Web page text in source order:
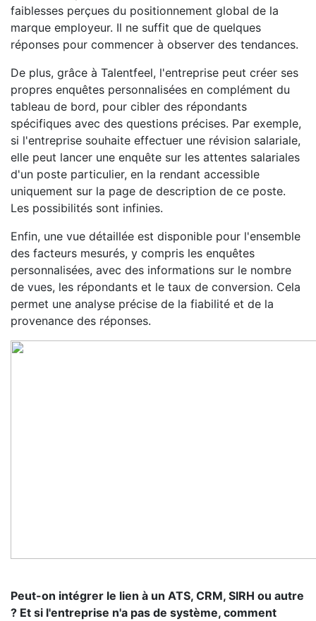
faiblesses perçues du positionnement global de la
marque employeur. Il ne suffit que de quelques
réponses pour commencer à observer des tendances.
De plus, grâce à Talentfeel, l'entreprise peut créer ses
propres enquêtes personnalisées en complément du
tableau de bord, pour cibler des répondants
spécifiques avec des questions précises. Par exemple,
si l'entreprise souhaite effectuer une révision salariale,
elle peut lancer une enquête sur les attentes salariales
d'un poste particulier, en la rendant accessible
uniquement sur la page de description de ce poste.
Les possibilités sont infinies.
Enfin, une vue détaillée est disponible pour l'ensemble
des facteurs mesurés, y compris les enquêtes
personnalisées, avec des informations sur le nombre
de vues, les répondants et le taux de conversion. Cela
permet une analyse précise de la fiabilité et de la
provenance des réponses.
Peut-on intégrer le lien à un ATS, CRM, SIRH ou autre
? Et si l'entreprise n'a pas de système, comment